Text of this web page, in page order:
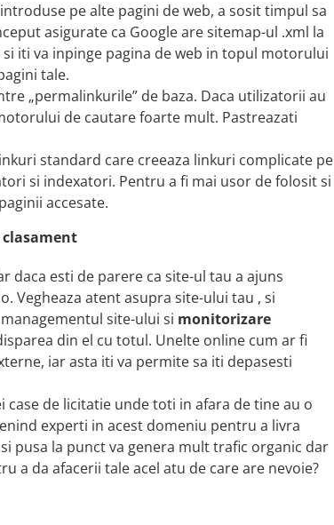
pe alte pagini de web, a sosit timpul sa
asigurate ca Google are sitemap-ul .xml la
iti va inpinge pagina de web in topul motorului
tale.
„permalinkurile” de baza. Daca utilizatorii au
de cautare foarte mult. Pastreazati
standard care creeaza linkuri complicate pe
si indexatori. Pentru a fi mai usor de folosit si
accesate.
daca esti de parere ca site-ul tau a ajuns
Vegheaza atent asupra site-ului tau , si
site-ului si monitorizare
din el cu totul. Unelte online cum ar fi
iar asta iti va permite sa iti depasesti
case de licitatie unde toti in afara de tine au o
experti in acest domeniu pentru a livra
pusa la punct va genera mult trafic organic dar
a da afacerii tale acel atu de care are nevoie?